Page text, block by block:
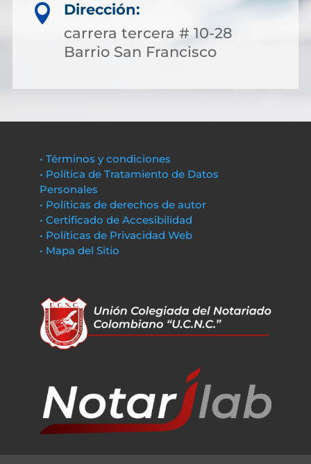

Dirección:
carrera tercera # 10-28
Barrio San Francisco
• Términos y condiciones
• Política de Tratamiento de Datos
Personales
• Políticas de derechos de autor
• Certificado de Accesibilidad
• Políticas de Privacidad Web
• Mapa del Sitio